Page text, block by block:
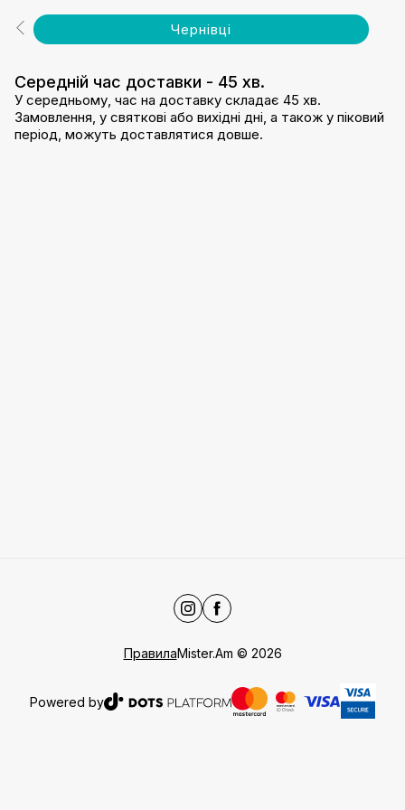
Чернівці
Середній час доставки - 45 хв.
У середньому, час на доставку складає 45 хв.
Замовлення, у святкові або вихідні дні, а також у піковий
період, можуть доставлятися довше.
ПравилаMister.Am © 2026
Powered by